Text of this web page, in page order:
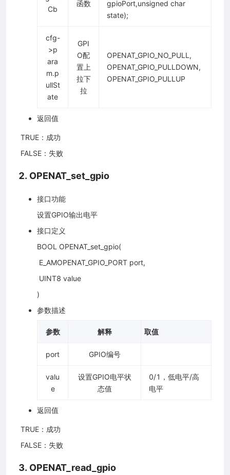
Cb
函数
gpioPort,unsigned char
state);
cfg-
>p
ara
m.p
ullSt
ate
GPI
O配
置上
拉下
拉
OPENAT_GPIO_NO_PULL,
OPENAT_GPIO_PULLDOWN,
OPENAT_GPIO_PULLUP
返回值
​ TRUE：成功
​ FALSE：失败
2. OPENAT_set_gpio
接口功能
设置GPIO输出电平
接口定义
BOOL OPENAT_set_gpio(
​ E_AMOPENAT_GPIO_PORT port,
​ UINT8 value
)
参数描述
参数 解释 取值
port GPIO编号
valu
e
设置GPIO电平状
态值
0/1，低电平/高
电平
返回值
​ TRUE：成功
​ FALSE：失败
3. OPENAT_read_gpio